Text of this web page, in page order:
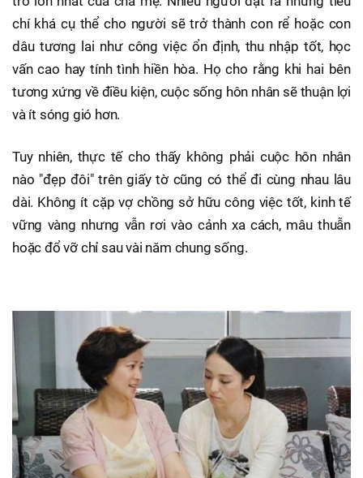
chí khá cụ thể cho người sẽ trở thành con rể hoặc con
dâu tương lai như công việc ổn định, thu nhập tốt, học
vấn cao hay tính tình hiền hòa. Họ cho rằng khi hai bên
tương xứng về điều kiện, cuộc sống hôn nhân sẽ thuận lợi
và ít sóng gió hơn.
Tuy nhiên, thực tế cho thấy không phải cuộc hôn nhân
nào "đẹp đôi" trên giấy tờ cũng có thể đi cùng nhau lâu
dài. Không ít cặp vợ chồng sở hữu công việc tốt, kinh tế
vững vàng nhưng vẫn rơi vào cảnh xa cách, mâu thuẫn
hoặc đổ vỡ chỉ sau vài năm chung sống.